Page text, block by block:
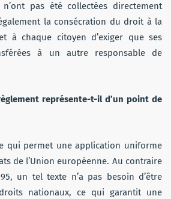
n’ont pas été collectées directement
la consécration du droit à la
à chaque citoyen d’exiger que ses
à un autre responsable de
représente-t-il d’un point de
qui permet une application uniforme
de l’Union européenne. Au contraire
un tel texte n’a pas besoin d’être
nationaux, ce qui garantit une